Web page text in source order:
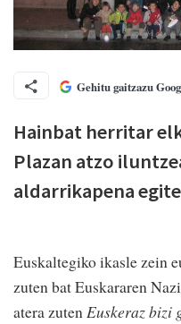
Gehitu gaitzazu
Hainbat herritar
Plazan atzo
aldarrikapena
Euskaltegiko ikasle zein
zuten bat Euskararen
atera zuten Euskeraz bizi